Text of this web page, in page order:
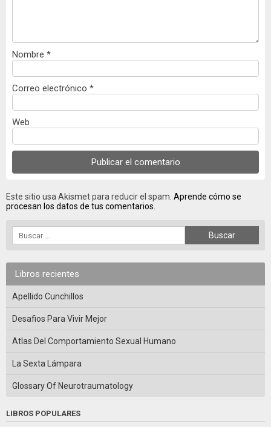
Nombre *
Correo electrónico *
Web
Este sitio usa Akismet para reducir el spam. Aprende cómo se
procesan los datos de tus comentarios.
Libros recientes
Apellido Cunchillos
Desafios Para Vivir Mejor
Atlas Del Comportamiento Sexual Humano
La Sexta Lámpara
Glossary Of Neurotraumatology
LIBROS POPULARES